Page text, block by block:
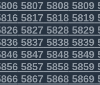
580758085809
581758185819
582758285829
583758385839
584758485849
585758585859
586758685869